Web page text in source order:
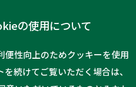
の使用について
便性向上のためクッキーを使用
続けてご覧いただく場合は、